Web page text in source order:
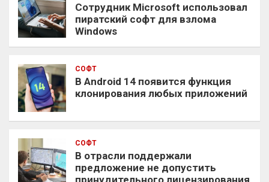
Сотрудник Microsoft использовал
пиратский софт для взлома
Windows
СОФТ
В Android 14 появится функция
клонирования любых приложений
СОФТ
В отрасли поддержали
предложение не допустить